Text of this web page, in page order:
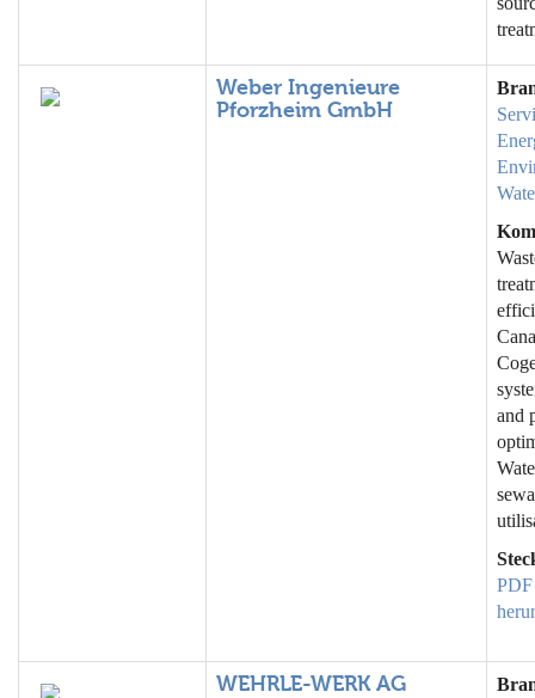
Weber Ingenieure
Pforzheim GmbH
and
PDF
WEHRLE-WERK AG